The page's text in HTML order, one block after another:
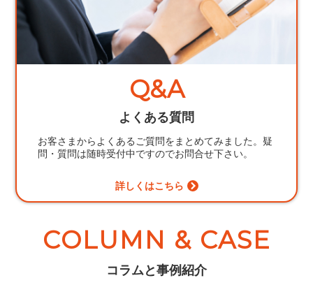
Q&A
よくある質問
お客さまからよくあるご質問をまとめてみました。 疑
問・質問は随時受付中ですのでお問合せ下さい。
詳しくはこちら
COLUMN & CASE
コラムと事例紹介